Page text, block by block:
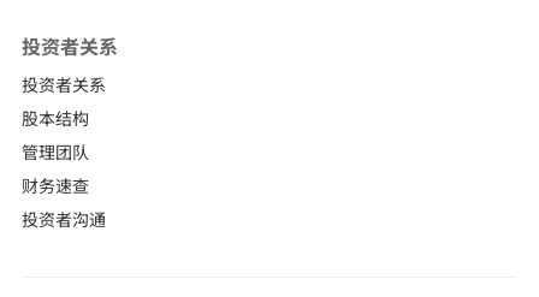
投资者关系
投资者关系
股本结构
管理团队
财务速查
投资者沟通